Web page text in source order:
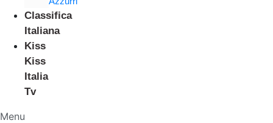
Classifica
Italiana
Kiss
Kiss
Italia
Tv
Menu